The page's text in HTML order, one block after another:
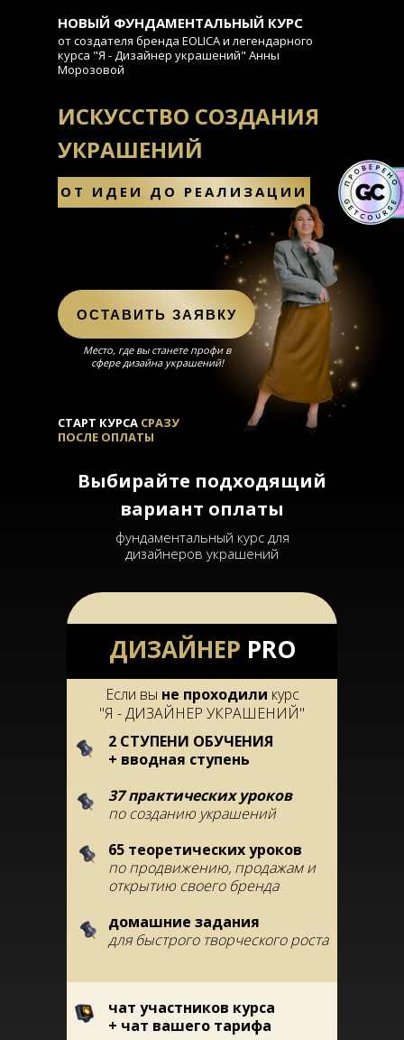
НОВЫЙ ФУНДАМЕНТАЛЬНЫЙ КУРС
ОСТАВИТЬ ЗАЯВКУ
ОТ ИДЕИ ДО РЕАЛИЗАЦИИ
ИСКУССТВО СОЗДАНИЯ
УКРАШЕНИЙ
Место, где вы станете профи в
сфере дизайна украшений!
от создателя бренда EOLICA и легендарного
курса "Я - Дизайнер украшений" Анны
Морозовой
СТАРТ КУРСА CРАЗУ
ПОСЛЕ ОПЛАТЫ
фундаментальный курс для
дизайнеров украшений
Выбирайте подходящий
вариант оплаты
2 СТУПЕНИ ОБУЧЕНИЯ
+ вводная ступень
37 практических уроков
по созданию украшений
65 теоретических уроков
по продвижению, продажам и
открытию своего бренда
домашние задания
для быстрого творческого роста
Если вы не проходили курс
"Я - ДИЗАЙНЕР УКРАШЕНИЙ"
чат участников курса
+ чат вашего тарифа
ДИЗАЙНЕР PRO